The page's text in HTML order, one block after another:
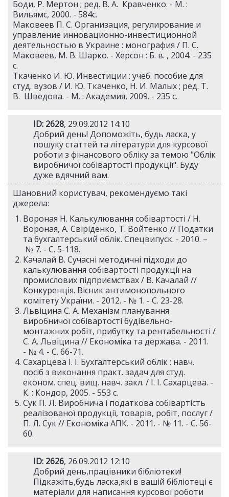
Боди, Р. Мертон ; ред. В. А. Кравченко. - М. :
Вильямс, 2000. - 584c.
Маковеев П. С. Организация, регулирование и
управление инновационно-инвестиционной
деятельностью в Украине : монография / П. С.
Маковеев, М. В. Шарко. - Херсон : Б. в. , 2004. - 235
с.
Ткаченко И. Ю. Инвестиции : учеб. пособие для
студ. вузов / И. Ю. Ткаченко, Н. И. Малых ; ред. Т.
В. Шведова. - М. : Академия, 2009. - 235 с.
ID: 2628, 29.09.2012 14:10
Добрий день! Допоможіть, будь ласка, у
пошуку статтей та літератури для курсової
роботи з фінансового обліку за темою "Облік
виробничої собівартості продукції". Буду
дуже вдячний вам.
Шановний користувач, рекомендуємо такі
джерела:
Вороная Н. Калькулювання собівартості / Н.
Вороная, А. Свіріденко, Т. Войтенко // Податки
та бухгалтерський облік. Спецвипуск. - 2010. –
№ 7. - С. 5-118.
Качалай В. Сучасні методичні підходи до
калькулювання собівартості продукції на
промислових підприємствах / В. Качалай //
Конкуренція. Вісник антимонопольного
комітету України. - 2012. - № 1. - С. 23-28.
Львіцина С. А. Механізм планування
виробничої собівартості будівельно-
монтажних робіт, прибутку та рентабельності /
С. А. Львіцина // Економіка та держава. - 2011.
- № 4. - С. 66-71.
Сахарцева І. І. Бухгалтерський облік : навч.
посіб з виконання практ. задач для студ.
економ. спец. вищ. навч. закл. / І. І. Сахарцева. -
К. : Кондор, 2005. - 553 с.
Сук П. Л. Виробнича і податкова собівартість
реалізованої продукції, товарів, робіт, послуг /
П. Л. Сук // Економіка АПК. - 2011. - № 11. - С. 56-
60.
ID: 2626, 26.09.2012 12:10
Добрий день,працівники бібліотеки!
Підкажіть,будь ласка,які в вашій бібліотеці є
матеріали для написання курсової роботи